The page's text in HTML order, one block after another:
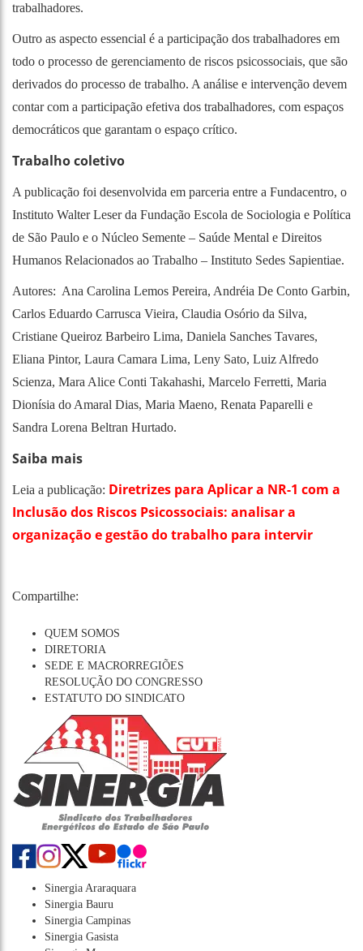
trabalhadores.
Outro as aspecto essencial é a participação dos trabalhadores em
todo o processo de gerenciamento de riscos psicossociais, que são
derivados do processo de trabalho. A análise e intervenção devem
contar com a participação efetiva dos trabalhadores, com espaços
democráticos que garantam o espaço crítico.
Trabalho coletivo
A publicação foi desenvolvida em parceria entre a Fundacentro, o
Instituto Walter Leser da Fundação Escola de Sociologia e Política
de São Paulo e o Núcleo Semente – Saúde Mental e Direitos
Humanos Relacionados ao Trabalho – Instituto Sedes Sapientiae.
Autores: Ana Carolina Lemos Pereira, Andréia De Conto Garbin,
Carlos Eduardo Carrusca Vieira, Claudia Osório da Silva,
Cristiane Queiroz Barbeiro Lima, Daniela Sanches Tavares,
Eliana Pintor, Laura Camara Lima, Leny Sato, Luiz Alfredo
Scienza, Mara Alice Conti Takahashi, Marcelo Ferretti, Maria
Dionísia do Amaral Dias, Maria Maeno, Renata Paparelli e
Sandra Lorena Beltran Hurtado.
Saiba mais
Leia a publicação: Diretrizes para Aplicar a NR-1 com a
Inclusão dos Riscos Psicossociais: analisar a
organização e gestão do trabalho para intervir
Compartilhe:
QUEM SOMOS
DIRETORIA
SEDE E MACRORREGIÕES
RESOLUÇÃO DO CONGRESSO
ESTATUTO DO SINDICATO
Sinergia Araraquara
Sinergia Bauru
Sinergia Campinas
Sinergia Gasista